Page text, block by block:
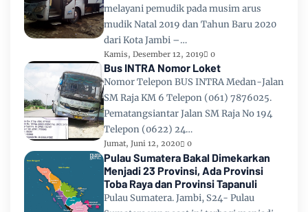
melayani pemudik pada musim arus
mudik Natal 2019 dan Tahun Baru 2020
dari Kota Jambi –…
Kamis, Desember 12, 2019 0
Bus INTRA Nomor Loket
Nomor Telepon BUS INTRA Medan-Jalan
SM Raja KM 6 Telepon (061) 7876025.
Pematangsiantar Jalan SM Raja No 194
Telepon (0622) 24…
Jumat, Juni 12, 2020 0
Pulau Sumatera Bakal Dimekarkan
Menjadi 23 Provinsi, Ada Provinsi
Toba Raya dan Provinsi Tapanuli
Pulau Sumatera. Jambi, S24- Pulau